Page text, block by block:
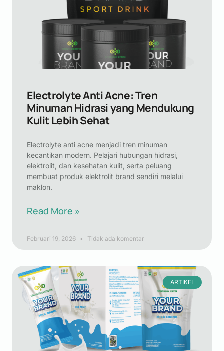
Electrolyte Anti Acne: Tren
Minuman Hidrasi yang Mendukung
Kulit Lebih Sehat
Electrolyte anti acne menjadi tren minuman
kecantikan modern. Pelajari hubungan hidrasi,
elektrolit, dan kesehatan kulit, serta peluang
membuat produk elektrolit brand sendiri melalui
maklon.
Read More »
Februari 19, 2026 Tidak ada komentar
ARTIKEL